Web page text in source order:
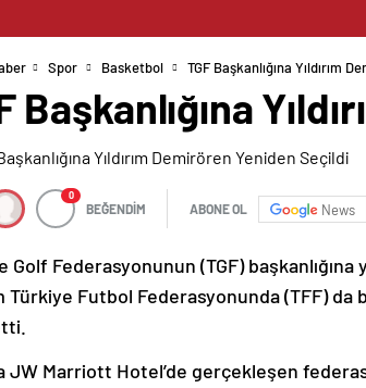
Spor Basketbol TGF Başkanlığına Yıldırım
Başkanlığına
0
BEĞENDİM ABONE OL News
Golf Federasyonunun (TGF)
Türkiye Futbol Federasyonunda (TFF) da
JW Marriott Hotel’de gerçekleşen